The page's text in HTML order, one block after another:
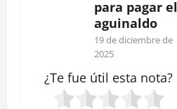
para pagar el
aguinaldo
19 de diciembre de
2025
¿Te fue útil esta nota?